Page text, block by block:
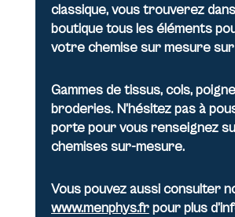
classique, vous trouverez
boutique tous les éléments
votre chemise sur mesure
Gammes de tissus, cols,
broderies. N’hésitez pas à
porte pour vous renseignez
chemises sur-mesure.
Vous pouvez aussi consulter
www.menphys.frpour plus